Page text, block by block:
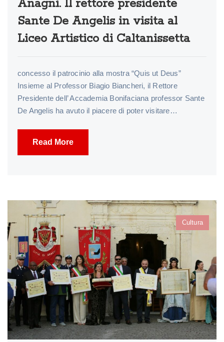
Anagni. Il rettore presidente
Sante De Angelis in visita al
Liceo Artistico di Caltanissetta
concesso il patrocinio alla mostra “Quis ut Deus”
Insieme al Professor Biagio Biancheri, il Rettore
Presidente dell’ Accademia Bonifaciana professor Sante
De Angelis ha avuto il piacere di poter visitare…
Read More
Cultura